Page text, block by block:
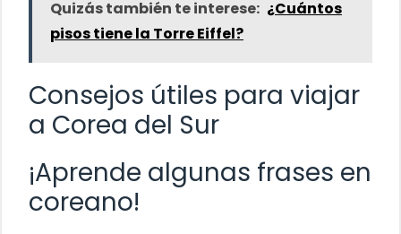
Quizás también te interese: ¿Cuántos
pisos tiene la Torre Eiffel?
Consejos útiles para viajar
a Corea del Sur
¡Aprende algunas frases en
coreano!